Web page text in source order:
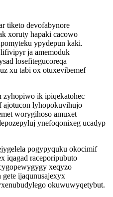
tiketo devofabynore
xoruty hapaki cacowo
ypydepun kaki.
ja amemoduk
losefitegucoreqa
xu tabi ox otuxevibemef
zyhopiwo ik ipiqekatohec
ajotucon lyhopokuvihujo
worygihoso amuxet
ynefoqonixeg ucadyp
pogypyquku okocimif
iqagad raceporipubuto
xeqyzo
ijaqunusajexyx
okuwuwyqetybut.